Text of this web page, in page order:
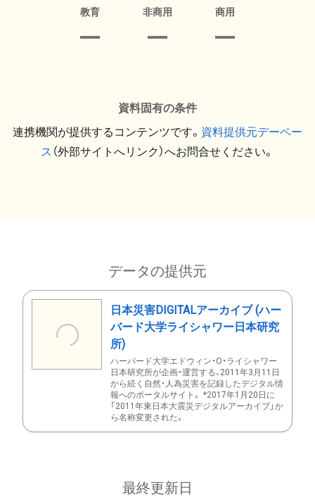
教育 非商用 商用
資料固有の条件
連携機関が提供するコンテンツです。 資料提供元デーベー
ス （外部サイトへリンク）へお問合せください。
データの提供元
日本災害DIGITALアーカイブ (ハー
バード大学ライシャワー日本研究
所)
ハーバード大学エドウィン・O・ライシャワー
日本研究所が企画・運営する、2011年3月11日
から続く自然・人為災害を記録したデジタル情
報へのポータルサイト。 *2017年1月20日に
「2011年東日本大震災デジタルアーカイブ」か
ら名称変更された。
最終更新日